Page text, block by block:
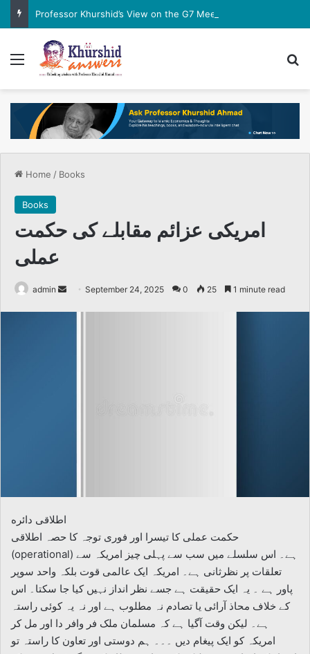
Professor Khurshid’s View on the G7 Meeting
Menu
Home / Books
Books
امریکی عزائم مقابلے کی حکمت
عملی
admin
Send September 24, 2025 0 25 1 minute read
اطلاقی دائره
حکمت عملی کا تیسرا اور فوری توجہ کا حصہ اطلاقی
(operational) ہے۔ اس سلسلے میں سب سے پہلی چیز امریکہ سے
تعلقات پر نظرثانی ہے۔ امریکہ ایک عالمی قوت بلکہ واحد سوپر
پاور ہے ۔ یہ ایک حقیقت ہے جسے نظر انداز نہیں کیا جا سکتا۔ اس
کے خلاف محاذ آرائی یا تصادم نہ مطلوب ہے اور نہ یہ کوئی راستہ
ہے۔ لیکن وقت آگیا ہے کہ مسلمان ملک فر وافر دا اور مل کر
امریکہ کو ایک پیغام دیں ۔۔۔ ہم دوستی اور تعاون کا راستہ تو